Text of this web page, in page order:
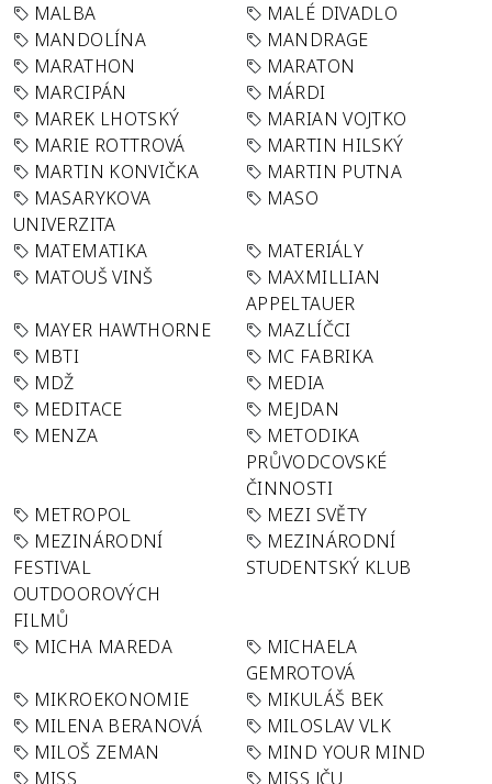
MALBA
MALÉ DIVADLO
MANDOLÍNA
MANDRAGE
MARATHON
MARATON
MARCIPÁN
MÁRDI
MAREK LHOTSKÝ
MARIAN VOJTKO
MARIE ROTTROVÁ
MARTIN HILSKÝ
MARTIN KONVIČKA
MARTIN PUTNA
MASARYKOVA
UNIVERZITA
MASO
MATEMATIKA
MATERIÁLY
MATOUŠ VINŠ
MAXMILLIAN
APPELTAUER
MAYER HAWTHORNE
MAZLÍČCI
MBTI
MC FABRIKA
MDŽ
MEDIA
MEDITACE
MEJDAN
MENZA
METODIKA
PRŮVODCOVSKÉ
ČINNOSTI
METROPOL
MEZI SVĚTY
MEZINÁRODNÍ
FESTIVAL
OUTDOOROVÝCH
FILMŮ
MEZINÁRODNÍ
STUDENTSKÝ KLUB
MICHA MAREDA
MICHAELA
GEMROTOVÁ
MIKROEKONOMIE
MIKULÁŠ BEK
MILENA BERANOVÁ
MILOSLAV VLK
MILOŠ ZEMAN
MIND YOUR MIND
MISS
MISS JČU